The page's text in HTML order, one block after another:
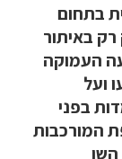
בתחום
רק באיתור
העמוקה
ועל
בפני
המורכבות
השן